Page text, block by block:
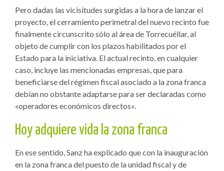
Pero dadas las vicisitudes surgidas a la hora de lanzar el
proyecto, el cerramiento perimetral del nuevo recinto fue
finalmente circunscrito sólo al área de Torrecuéllar, al
objeto de cumplir con los plazos habilitados por el
Estado para la iniciativa. El actual recinto, en cualquier
caso, incluye las mencionadas empresas, que para
beneficiarse del régimen fiscal asociado a la zona franca
debían no obstante adaptarse para ser declaradas como
«operadores económicos directos».
Hoy adquiere vida la zona franca
En ese sentido, Sanz ha explicado que con la inauguración
en la zona franca del puesto de la unidad fiscal y de